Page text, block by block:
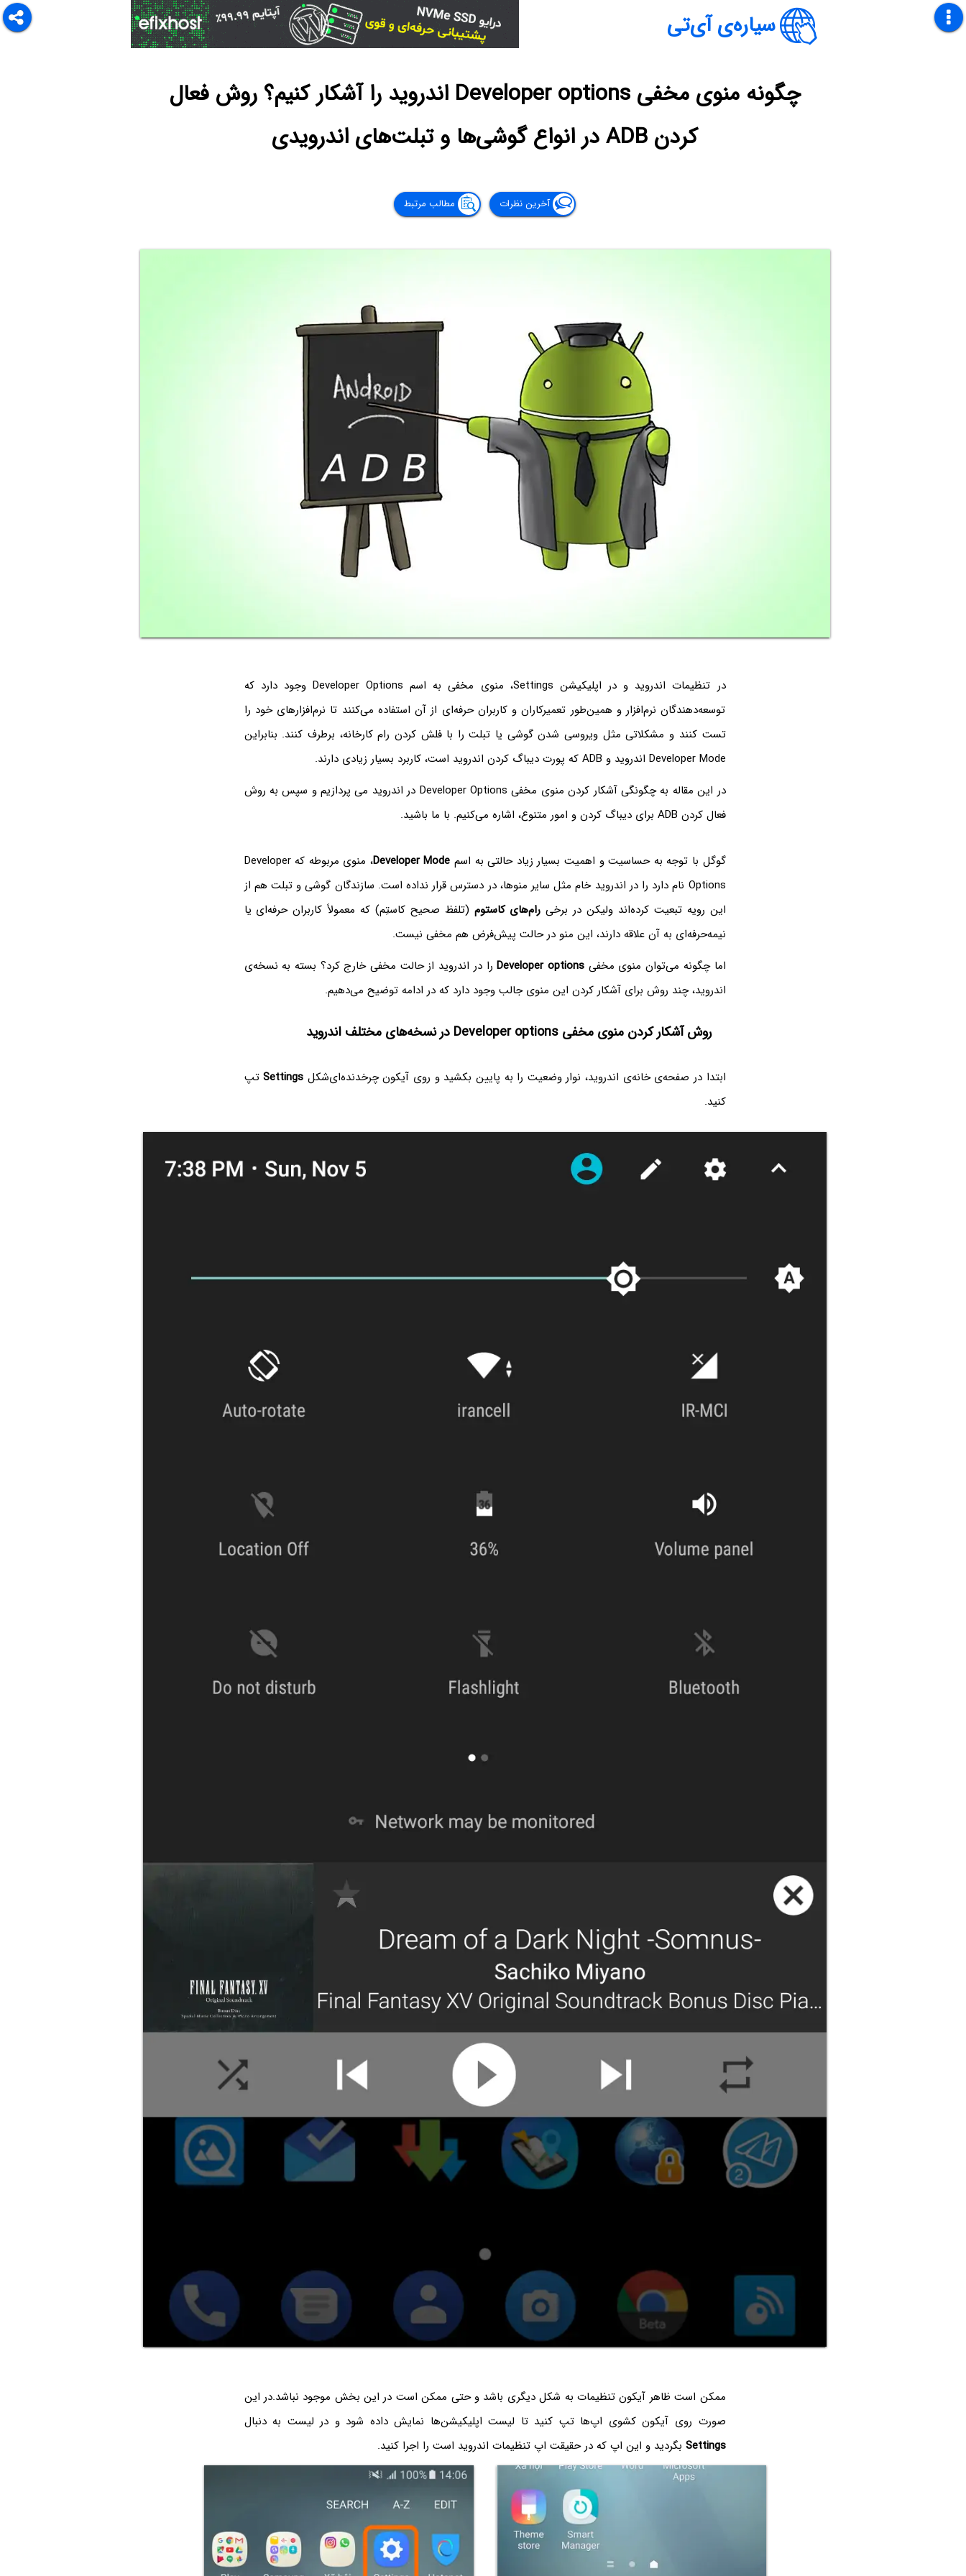
سیاره‌ی آی‌تی
چگونه منوی مخفی Developer options اندروید را آشکار کنیم؟ روش فعال
کردن ADB در انواع گوشی‌ها و تبلت‌های اندرویدی
آخرین نظرات مطالب مرتبط
در تنظیمات اندروید و در اپلیکیشن Settings، منوی مخفی به اسم Developer Options وجود دارد که
توسعه‌دهندگان نرم‌افزار و همین‌طور تعمیرکاران و کاربران حرفه‌ای از آن استفاده می‌کنند تا نرم‌افزارهای خود را
تست کنند و مشکلاتی مثل ویروسی شدن گوشی یا تبلت را با فلش کردن رام کارخانه، برطرف کنند. بنابراین
Developer Mode اندروید و ADB که پورت دیباگ کردن اندروید است، کاربرد بسیار زیادی دارند.
در این مقاله به چگونگی آشکار کردن منوی مخفی Developer Options در اندروید می پردازیم و سپس به روش
فعال کردن ADB برای دیباگ کردن و امور متنوع، اشاره می‌کنیم. با ما باشید.
گوگل با توجه به حساسیت و اهمیت بسیار زیاد حالتی به اسم Developer Mode
، منوی مربوطه که Developer
Options نام دارد را در اندروید خام مثل سایر منوها، در دسترس قرار نداده است. سازندگان گوشی و تبلت هم از
این رویه تبعیت کرده‌اند ولیکن در برخی رام‌های کاستوم (تلفظ صحیح کاستِم) که معمولاً کاربران حرفه‌ای یا
نیمه‌حرفه‌ای به آن علاقه دارند، این منو در حالت پیش‌فرض هم مخفی نیست.
اما چگونه می‌توان منوی مخفیDeveloper optionsرا در اندروید از حالت مخفی خارج کرد؟ بسته به نسخه‌ی
اندروید، چند روش برای آشکار کردن این منوی جالب وجود دارد که در ادامه توضیح می‌دهیم.
روش آشکار کردن منوی مخفی Developer options در نسخه‌های مختلف اندروید
ابتدا در صفحه‌ی خانه‌ی اندروید، نوار وضعیت را به پایین بکشید و روی آیکون چرخدنده‌ای‌شکل Settingsتپ
کنید.
ممکن است ظاهر آیکون تنظیمات به شکل دیگری باشد و حتی ممکن است در این بخش موجود نباشد.در این
صورت روی آیکون کشوی اپ‌ها تپ کنید تا لیست اپلیکیشن‌ها نمایش داده شود و در لیست به دنبال
Settings بگردید و این اپ که در حقیقت اپ تنظیمات اندروید است را اجرا کنید.